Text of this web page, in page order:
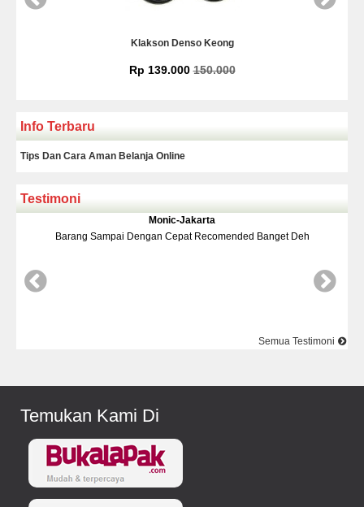
Klakson Denso Keong
150.000
Info Terbaru
Tips Dan Cara Aman Belanja Online
Testimoni
Sampai Dengan Cepat Recomended Banget Deh
Semua Testimoni
Temukan Kami Di